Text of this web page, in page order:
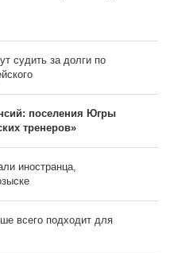
судить за долги по
поселения Югры
тренеров»
иностранца,
всего подходит для